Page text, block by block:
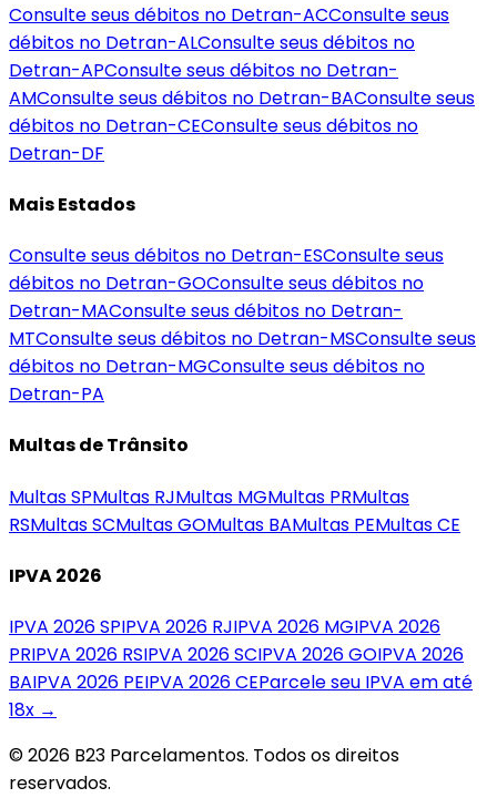
Consulte seus débitos no Detran-ACConsulte seus
débitos no Detran-ALConsulte seus débitos no
Detran-APConsulte seus débitos no Detran-
AMConsulte seus débitos no Detran-BAConsulte seus
débitos no Detran-CEConsulte seus débitos no
Detran-DF
Mais Estados
Consulte seus débitos no Detran-ESConsulte seus
débitos no Detran-GOConsulte seus débitos no
Detran-MAConsulte seus débitos no Detran-
MTConsulte seus débitos no Detran-MSConsulte seus
débitos no Detran-MGConsulte seus débitos no
Detran-PA
Multas de Trânsito
MultasSPMultas RJMultas MGMultas PRMultas
RSMultasSCMultasGOMultas BAMultas PEMultasCE
IPVA 2026
IPVA 2026SPIPVA 2026 RJIPVA 2026 MGIPVA 2026
PRIPVA 2026 RSIPVA 2026SCIPVA 2026GOIPVA 2026
BAIPVA 2026 PEIPVA 2026CEParcele seu IPVA em até
18x →
© 2026 B23 Parcelamentos. Todos os direitos
reservados.